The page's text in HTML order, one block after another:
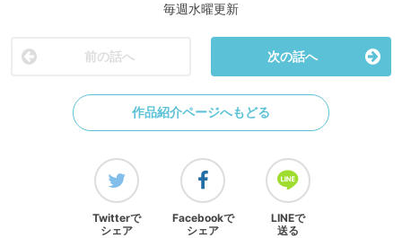
毎週水曜更新
前の話へ 次の話へ
作品紹介ページへもどる
Twitterで
シェア
Facebookで
シェア
LINEで
送る